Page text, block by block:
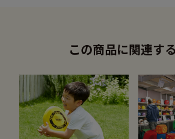
この商品に関連す